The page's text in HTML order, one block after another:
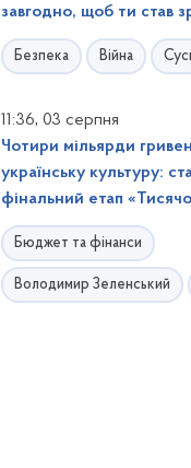
завгодно, щоб ти став
Безпека Війна
11:36, 03 серпня
Чотири мільярди
українську культуру:
фінальний етап
Бюджет та фінанси
Володимир Зеленський